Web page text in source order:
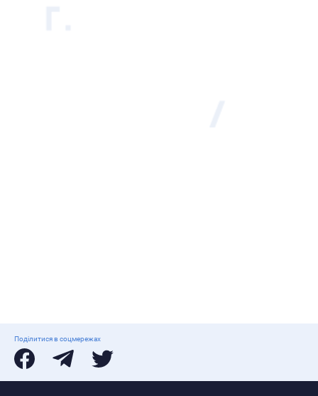
Поділитися в соцмережах